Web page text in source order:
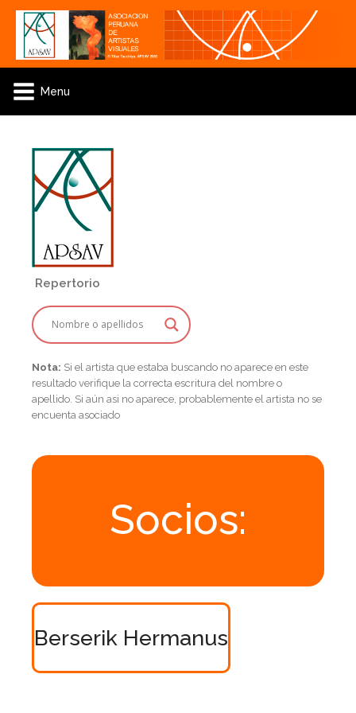
Menu
Repertorio
Nota: Si el artista que estaba buscando no aparece en este
resultado verifique la correcta escritura del nombre o
apellido. Si aún asi no aparece, probablemente el artista no se
encuenta asociado
Socios:
Berserik Hermanus